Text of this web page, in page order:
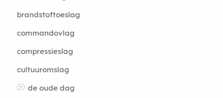
brandstoftoeslag
commandovlag
compressieslag
cultuuromslag
de oude dag